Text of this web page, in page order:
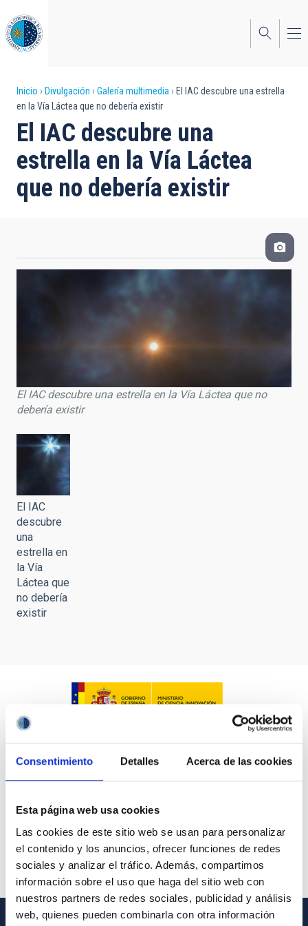
Consentimiento Detalles Acerca de las cookies
Esta página web usa cookies
Las cookies de este sitio web se usan para personalizar
el contenido y los anuncios, ofrecer funciones de redes
sociales y analizar el tráfico. Además, compartimos
información sobre el uso que haga del sitio web con
nuestros partners de redes sociales, publicidad y análisis
web, quienes pueden combinarla con otra información
al
contenido
principal
Sobrescribir
enlaces
de
ayuda
a
Inicio Divulgación Galería multimedia
El IAC descubre una estrella
en la Vía Láctea que no debería existir
El IAC descubre una
estrella en la Vía Láctea
que no debería existir
El IAC descubre una estrella en la Vía Láctea que no
debería existir
El IAC
descubre
una
estrella en
la Vía
Láctea que
no debería
existir